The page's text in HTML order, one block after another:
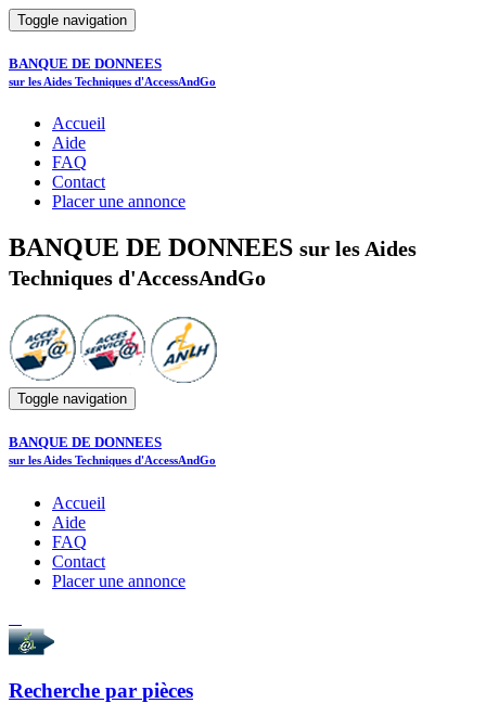
Toggle navigation
BANQUE DE DONNEES
sur les Aides Techniques d'AccessAndGo
Accueil
Aide
FAQ
Contact
Placer une annonce
BANQUE DE DONNEES sur les Aides
Techniques d'AccessAndGo
Toggle navigation
BANQUE DE DONNEES
sur les Aides Techniques d'AccessAndGo
Accueil
Aide
FAQ
Contact
Placer une annonce
Recherche par pièces